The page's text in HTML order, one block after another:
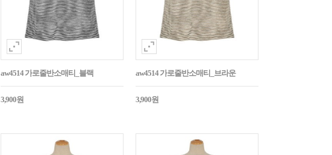
aw4514 가로줄반소매티_블랙
3,900원
aw4514 가로줄반소매티_브라운
3,900원